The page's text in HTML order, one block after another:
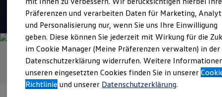
Bulli Historie
Branchenlösungen & Gewerbekunden
Umbaulösungen und Hersteller finden
Auf- und Umbauten entdecken & konfigurieren
Groß- und Sonderkunden
Großkunden
Kommunen & Behörden
Journalisten
Sportvereine
Branchenlösungen
4.8| 109 Bewertungen
Präferenzen und verarbeiten Daten für Marketing,
und Personalisierung nur, wenn Sie uns Ihre Einwilligung
geben. Diese können Sie jederzeit mit Wirkung für die
im Cookie Manager (Meine Präferenzen verwalten) in der
Datenschutzerklärung widerrufen. Weitere
unseren eingesetzten Cookies finden Sie in unserer
Richtlinie und unserer Datenschutzerklärung.